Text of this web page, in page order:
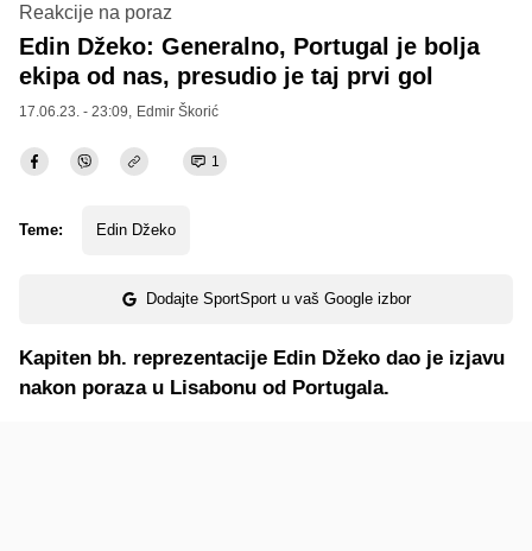
Reakcije na poraz
Edin Džeko: Generalno, Portugal je bolja
ekipa od nas, presudio je taj prvi gol
17.06.23. - 23:09, Edmir Škorić
1
Teme: Edin Džeko
Dodajte SportSport u vaš Google izbor
Kapiten bh. reprezentacije Edin Džeko dao je izjavu
nakon poraza u Lisabonu od Portugala.